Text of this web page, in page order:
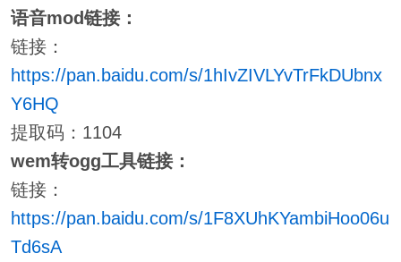
语音mod链接：
链接：
https://pan.baidu.com/s/1hIvZIVLYvTrFkDUbnx
Y6HQ
提取码：1104
wem转ogg工具链接：
链接：
https://pan.baidu.com/s/1F8XUhKYambiHoo06u
Td6sA